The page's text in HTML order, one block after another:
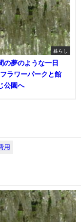
暮らし
の夢のような一日
ラワーパークと館
公園へ
用